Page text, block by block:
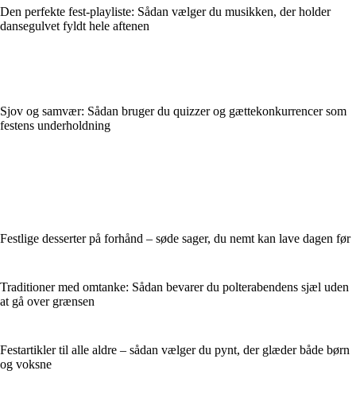
Den perfekte fest-playliste: Sådan vælger du musikken, der holder
dansegulvet fyldt hele aftenen
Sjov og samvær: Sådan bruger du quizzer og gættekonkurrencer som
festens underholdning
Festlige desserter på forhånd – søde sager, du nemt kan lave dagen før
Traditioner med omtanke: Sådan bevarer du polterabendens sjæl uden
at gå over grænsen
Festartikler til alle aldre – sådan vælger du pynt, der glæder både børn
og voksne